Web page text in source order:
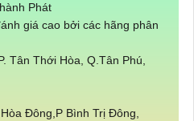
Phát
giá cao bởi các hãng phân
Tân Thới Hòa, Q.Tân Phú,
Đông,P Bình Trị Đông,